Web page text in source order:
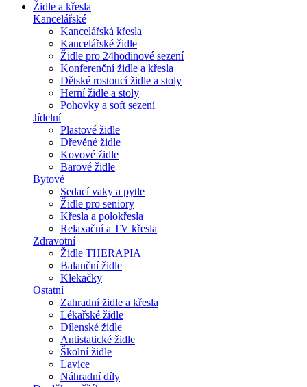
Židle a křesla
Kancelářské
Kancelářská křesla
Kancelářské židle
Židle pro 24hodinové sezení
Konferenční židle a křesla
Dětské rostoucí židle a stoly
Herní židle a stoly
Pohovky a soft sezení
Jídelní
Plastové židle
Dřevěné židle
Kovové židle
Barové židle
Bytové
Sedací vaky a pytle
Židle pro seniory
Křesla a polokřesla
Relaxační a TV křesla
Zdravotní
Židle THERAPIA
Balanční židle
Klekačky
Ostatní
Zahradní židle a křesla
Lékařské židle
Dílenské židle
Antistatické židle
Školní židle
Lavice
Náhradní díly